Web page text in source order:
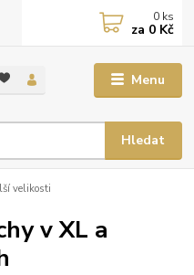
Menu
Hledat
0 ks
za 0 Kč
velikosti
v XL a